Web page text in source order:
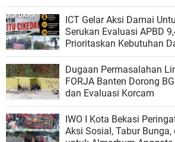
Negara Maju
ICT Gelar Aksi Damai
Serukan Evaluasi APBD
Prioritaskan Kebutuhan
Dugaan Permasalahan
FORJA Banten Dorong
dan Evaluasi Korcam
IWO I Kota Bekasi
Aksi Sosial, Tabur